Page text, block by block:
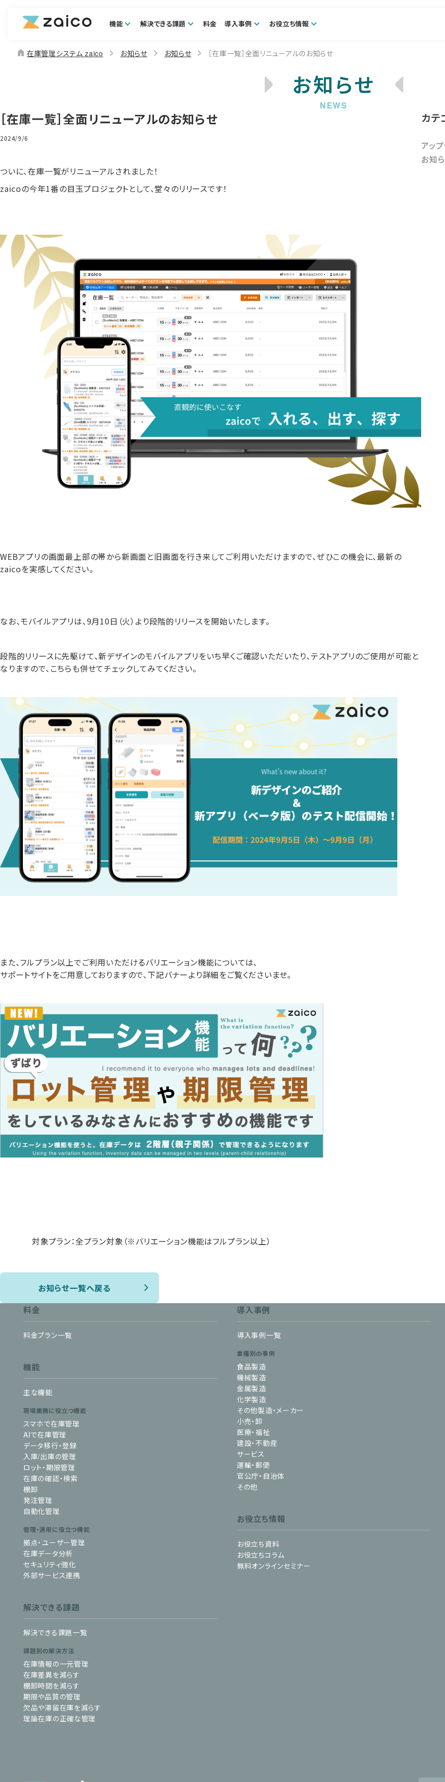
機能 解決できる課題 料金 導入事例 お役立ち情報
home 在庫管理システム zaico お知らせ お知らせ ［在庫一覧］全面リニューアルのお知らせ
お知らせ
［在庫一覧］全面リニューアルのお知らせ
2024/9/6
ついに、在庫一覧がリニューアルされました！
zaicoの今年1番の目玉プロジェクトとして、堂々のリリースです！
WEBアプリの画面最上部の帯から新画面と旧画面を行き来してご利用いただけますので、ぜひこの機会に、最新の
zaicoを実感してください。
なお、モバイルアプリは、9月10日（火）より段階的リリースを開始いたします。
段階的リリースに先駆けて、新デザインのモバイルアプリをいち早くご確認いただいたり、テストアプリのご使用が可能と
なりますので、こちらも併せてチェックしてみてください。
また、フルプラン以上でご利用いただけるバリエーション機能については、
サポートサイトをご用意しておりますので、下記バナーより詳細をご覧くださいませ。
対象プラン：全プラン対象（※バリエーション機能はフルプラン以上）
お知らせ一覧へ戻る
カテ
アッ
お知ら
料金
料金プラン一覧
機能
主な機能
現場業務に役立つ機能
スマホで在庫管理
AIで在庫管理
データ移行・登録
入庫/出庫の管理
ロット・期限管理
在庫の確認・検索
棚卸
発注管理
自動化管理
管理・運用に役立つ機能
拠点・ユーザー管理
在庫データ分析
セキュリティ強化
外部サービス連携
解決できる課題
解決できる課題一覧
課題別の解決方法
在庫情報の一元管理
在庫差異を減らす
棚卸時間を減らす
期限や品質の管理
欠品や滞留在庫を減らす
理論在庫の正確な管理
導入事例
導入事例一覧
業種別の事例
食品製造
機械製造
金属製造
化学製造
その他製造・メーカー
小売・卸
医療・福祉
建設・不動産
サービス
運輸・郵便
官公庁・自治体
その他
お役立ち情報
お役立ち資料
お役立ちコラム
無料オンラインセミナー